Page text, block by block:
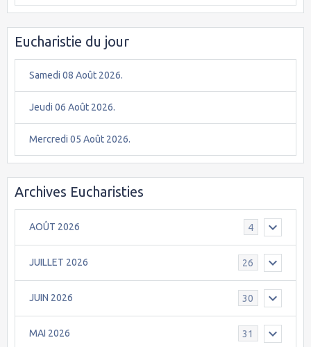
Eucharistie du jour
Samedi 08 Août 2026.
Jeudi 06 Août 2026.
Mercredi 05 Août 2026.
Archives Eucharisties
AOÛT 2026 4
JUILLET 2026 26
JUIN 2026 30
MAI 2026 31